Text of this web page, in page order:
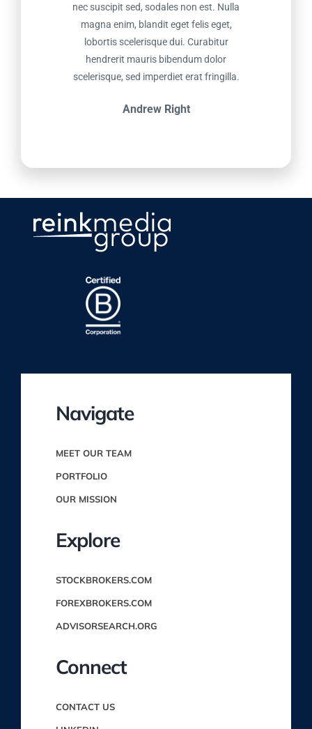
nec suscipit sed, sodales non est. Nulla
magna enim, blandit eget felis eget,
lobortis scelerisque dui. Curabitur
hendrerit mauris bibendum dolor
scelerisque, sed imperdiet erat fringilla.
Andrew Right
Navigate
MEET OUR TEAM
PORTFOLIO
OUR MISSION
Explore
STOCKBROKERS.COM
FOREXBROKERS.COM
ADVISORSEARCH.ORG
Connect
CONTACT US